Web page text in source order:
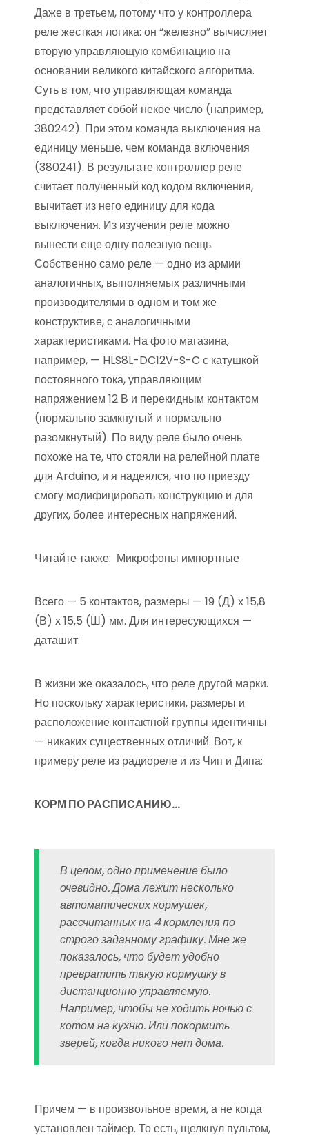
Даже в третьем, потому что у контроллера
реле жесткая логика: он “железно” вычисляет
вторую управляющую комбинацию на
основании великого китайского алгоритма.
Суть в том, что управляющая команда
представляет собой некое число (например,
380242). При этом команда выключения на
единицу меньше, чем команда включения
(380241). В результате контроллер реле
считает полученный код кодом включения,
вычитает из него единицу для кода
выключения. Из изучения реле можно
вынести еще одну полезную вещь.
Собственно само реле — одно из армии
аналогичных, выполняемых различными
производителями в одном и том же
конструктиве, с аналогичными
характеристиками. На фото магазина,
например, — HLS8L-DC12V-S-C с катушкой
постоянного тока, управляющим
напряжением 12 В и перекидным контактом
(нормально замкнутый и нормально
разомкнутый). По виду реле было очень
похоже на те, что стояли на релейной плате
для Arduino, и я надеялся, что по приезду
смогу модифицировать конструкцию и для
других, более интересных напряжений.
Читайте также: Микрофоны импортные
Всего — 5 контактов, размеры — 19 (Д) х 15,8
(В) х 15,5 (Ш) мм. Для интересующихся —
даташит.
В жизни же оказалось, что реле другой марки.
Но поскольку характеристики, размеры и
расположение контактной группы идентичны
— никаких существенных отличий. Вот, к
примеру реле из радиореле и из Чип и Дипа:
КОРМ ПО РАСПИСАНИЮ…
В целом, одно применение было
очевидно. Дома лежит несколько
автоматических кормушек,
рассчитанных на 4 кормления по
строго заданному графику. Мне же
показалось, что будет удобно
превратить такую кормушку в
дистанционно управляемую.
Например, чтобы не ходить ночью с
котом на кухню. Или покормить
зверей, когда никого нет дома.
Причем — в произвольное время, а не когда
установлен таймер. То есть, щелкнул пультом,